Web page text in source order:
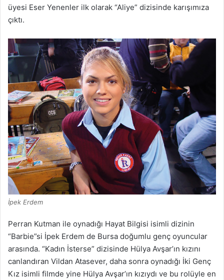
üyesi Eser Yenenler ilk olarak “Aliye” dizisinde karışımıza
çıktı.
İpek Erdem
Perran Kutman ile oynadığı Hayat Bilgisi isimli dizinin
“Barbie”si İpek Erdem de Bursa doğumlu genç oyuncular
arasında. “Kadın İsterse” dizisinde Hülya Avşar’ın kızını
canlandıran Vildan Atasever, daha sonra oynadığı İki Genç
Kız isimli filmde yine Hülya Avşar’ın kızıydı ve bu rolüyle en